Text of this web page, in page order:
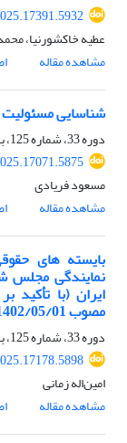
عطیه خاکشورنیا،
مشاهده مقاله
شناسایی
دوره 33، شماره 125، بهار 1405، صفحه
مسعود فریادی
مشاهده مقاله
بایسته­ های
نمایندگی مجلس
ایران (با تأکید
مصوب 1402/05/01)
دوره 33، شماره 125، بهار 1405، صفحه
امین‌اله زمانی
مشاهده مقاله